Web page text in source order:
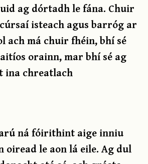
ag dórtadh le fána. Chuir
isteach agus barróg ar
ach má chuir fhéin, bhí sé
orainn, mar bhí sé ag
ina chreatlach
ná fóirithint aige inniu
oiread le aon lá eile. Ag dul